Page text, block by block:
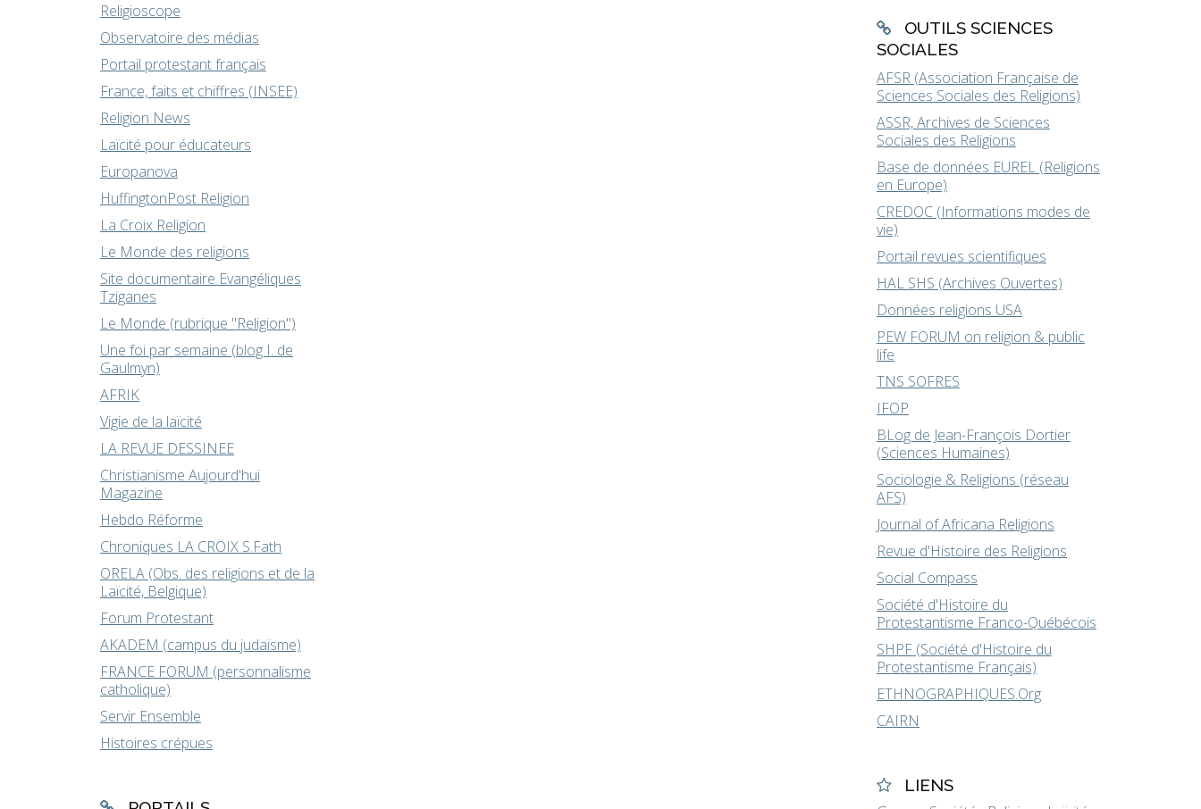
Religioscope
Observatoire des médias
Portail protestant français
France, faits et chiffres (INSEE)
Religion News
Laïcité pour éducateurs
Europanova
HuffingtonPost Religion
La Croix Religion
Le Monde des religions
Site documentaire Evangéliques
Tziganes
Le Monde (rubrique "Religion")
Une foi par semaine (blog I. de
Gaulmyn)
AFRIK
Vigie de la laïcité
LA REVUE DESSINEE
Christianisme Aujourd'hui
Magazine
Hebdo Réforme
Chroniques LA CROIX S.Fath
ORELA (Obs. des religions et de la
Laïcité, Belgique)
Forum Protestant
AKADEM (campus du judaïsme)
FRANCE FORUM (personnalisme
catholique)
Servir Ensemble
Histoires crépues
OUTILS SCIENCES
SOCIALES
AFSR (Association Française de
Sciences Sociales des Religions)
ASSR, Archives de Sciences
Sociales des Religions
Base de données EUREL (Religions
en Europe)
CREDOC (Informations modes de
vie)
Portail revues scientifiques
HAL SHS (Archives Ouvertes)
Données religions USA
PEW FORUM on religion & public
life
TNS SOFRES
IFOP
BLog de Jean-François Dortier
(Sciences Humaines)
Sociologie & Religions (réseau
AFS)
Journal of Africana Religions
Revue d'Histoire des Religions
Social Compass
Société d'Histoire du
Protestantisme Franco-Québécois
SHPF (Société d'Histoire du
Protestantisme Français)
ETHNOGRAPHIQUES.Org
CAIRN
LIENS